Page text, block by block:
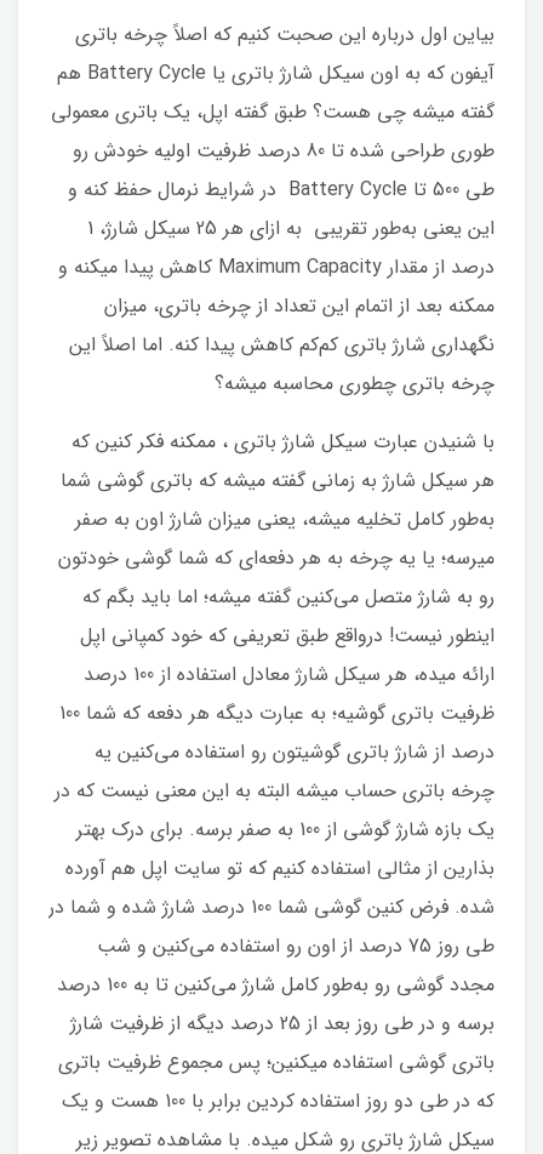
بیاین اول درباره این صحبت کنیم که اصلاً چرخه باتری
آیفون که به اون سیکل شارژ باتری یا Battery Cycle هم
گفته میشه چی هست؟ طبق گفته اپل، یک باتری معمولی
طوری طراحی شده تا 80 درصد ظرفیت اولیه خودش رو
طی 500 تا Battery Cycle در شرایط نرمال حفظ کنه و
این یعنی به‌طور تقریبی به ازای هر 25 سیکل شارژ، 1
درصد از مقدار Maximum Capacity کاهش پیدا میکنه و
ممکنه بعد از اتمام این تعداد از چرخه باتری، میزان
نگهداری شارژ باتری کم‌کم کاهش پیدا کنه. اما اصلاً این
چرخه باتری چطوری محاسبه میشه؟
با شنیدن عبارت سیکل شارژ باتری ، ممکنه فکر کنین که
هر سیکل شارژ به زمانی گفته میشه که باتری گوشی شما
به‌طور کامل تخلیه میشه، یعنی میزان شارژ اون به صفر
میرسه؛ یا یه چرخه به هر دفعه‌ای که شما گوشی خودتون
رو به شارژ متصل می‌کنین گفته میشه؛ اما باید بگم که
اینطور نیست! درواقع طبق تعریفی که خود کمپانی اپل
ارائه میده، هر سیکل شارژ معادل استفاده از 100 درصد
ظرفیت باتری گوشیه؛ به عبارت دیگه هر دفعه که شما 100
درصد از شارژ باتری گوشیتون رو استفاده می‌کنین یه
چرخه باتری حساب میشه البته به این معنی نیست که در
یک بازه شارژ گوشی از 100 به صفر برسه. برای درک بهتر
بذارین از مثالی استفاده کنیم که تو سایت اپل هم آورده
شده. فرض کنین گوشی شما 100 درصد شارژ شده و شما در
طی روز 75 درصد از اون رو استفاده می‌کنین و شب
مجدد گوشی رو به‌طور کامل شارژ می‌کنین تا به 100 درصد
برسه و در طی روز بعد از 25 درصد دیگه از ظرفیت شارژ
باتری گوشی استفاده میکنین؛ پس مجموع ظرفیت باتری
که در طی دو روز استفاده کردین برابر با 100 هست و یک
سیکل شارژ باتری رو شکل میده. با مشاهده تصویر زیر